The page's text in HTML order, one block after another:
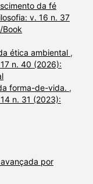
da fé
v. 16 n. 37
Book
ética ambiental ,
n. 40 (2026):
forma-de-vida. ,
n. 31 (2023):
por